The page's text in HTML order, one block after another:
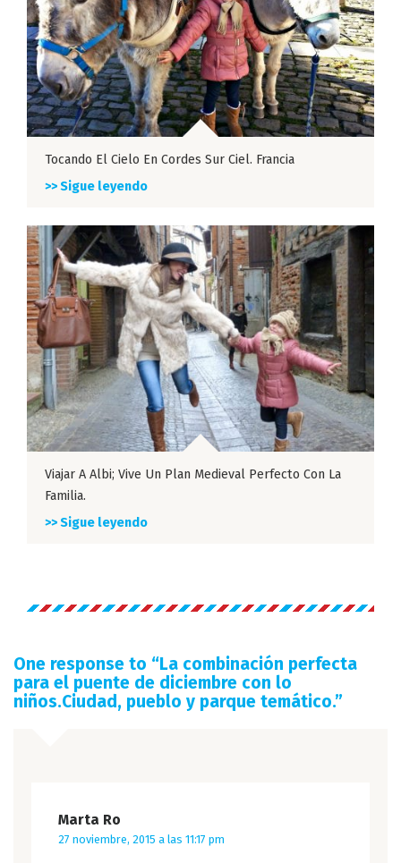
Tocando El Cielo En Cordes Sur Ciel. Francia
>> Sigue leyendo
Viajar A Albi; Vive Un Plan Medieval Perfecto Con La
Familia.
>> Sigue leyendo
One response to “La combinación perfecta
para el puente de diciembre con lo
niños.Ciudad, pueblo y parque temático.”
Marta Ro
27 noviembre, 2015 a las 11:17 pm